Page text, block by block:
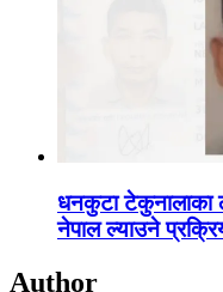
धनकुटा टेकुनालाका
नेपाल ल्याउने
Author